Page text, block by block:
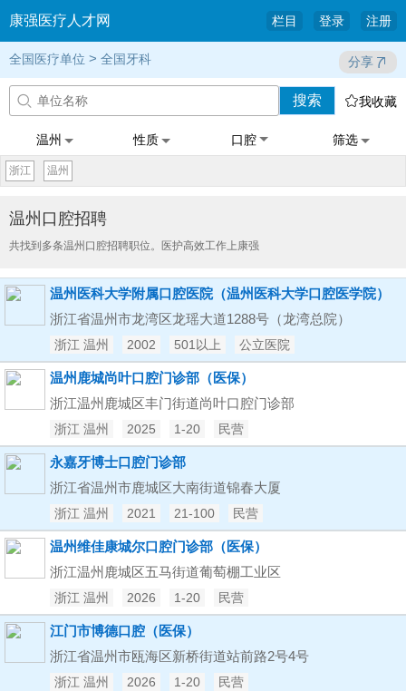
康强医疗人才网 栏目 登录 注册
全国医疗单位 > 全国牙科 分享
 搜索 我收藏
温州 性质 口腔 筛选
浙江 温州
温州口腔招聘
共找到多条温州口腔招聘职位。医护高效工作上康强
温州医科大学附属口腔医院（温州医科大学口腔医学院）
浙江省温州市龙湾区龙瑶大道1288号（龙湾总院）
浙江 温州 2002 501以上 公立医院
温州鹿城尚叶口腔门诊部（医保）
浙江温州鹿城区丰门街道尚叶口腔门诊部
浙江 温州 2025 1-20 民营
永嘉牙博士口腔门诊部
浙江省温州市鹿城区大南街道锦春大厦
浙江 温州 2021 21-100 民营
温州维佳康城尔口腔门诊部（医保）
浙江温州鹿城区五马街道葡萄棚工业区
浙江 温州 2026 1-20 民营
江门市博德口腔（医保）
浙江省温州市瓯海区新桥街道站前路2号4号
浙江 温州 2026 1-20 民营